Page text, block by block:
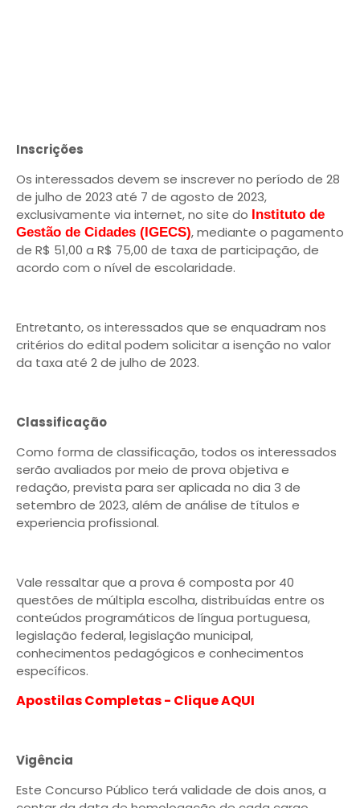
Inscrições
Os interessados devem se inscrever no período de 28
de julho de 2023 até 7 de agosto de 2023,
exclusivamente via internet, no site do Instituto de
Gestão de Cidades (IGECS), mediante o pagamento
de R$ 51,00 a R$ 75,00 de taxa de participação, de
acordo com o nível de escolaridade.
Entretanto, os interessados que se enquadram nos
critérios do edital podem solicitar a isenção no valor
da taxa até 2 de julho de 2023.
Classificação
Como forma de classificação, todos os interessados
serão avaliados por meio de prova objetiva e
redação, prevista para ser aplicada no dia 3 de
setembro de 2023, além de análise de títulos e
experiencia profissional.
Vale ressaltar que a prova é composta por 40
questões de múltipla escolha, distribuídas entre os
conteúdos programáticos de língua portuguesa,
legislação federal, legislação municipal,
conhecimentos pedagógicos e conhecimentos
específicos.
Apostilas Completas - Clique AQUI
Vigência
Este Concurso Público terá validade de dois anos, a